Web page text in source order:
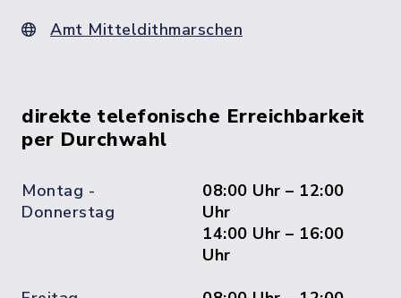
Amt Mitteldithmarschen
direkte telefonische Erreichbarkeit
per Durchwahl
Montag -
Donnerstag
08:00 Uhr – 12:00
Uhr
14:00 Uhr – 16:00
Uhr